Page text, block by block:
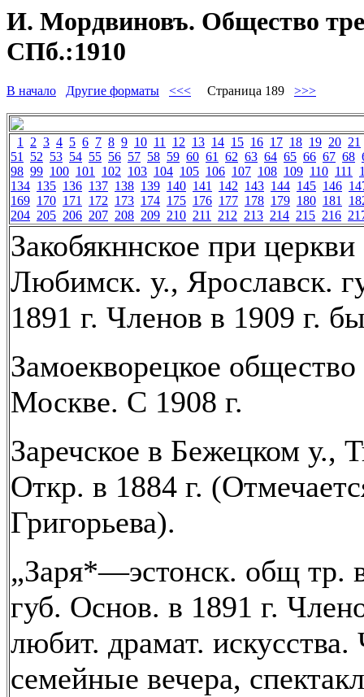
И. Мордвиновъ. Общество
СПб.:1910
В начало Другие форматы <<< Страница 189 >>>
1 2 3 4 5 6 7 8 9 10 11 12 13 14 15 16 17 18 19 20 21
51 52 53 54 55 56 57 58 59 60 61 62 63 64 65 66 67 68
98 99 100 101 102 103 104 105 106 107 108 109 110 111
134 135 136 137 138 139 140 141 142 143 144 145 146
169 170 171 172 173 174 175 176 177 178 179 180 181
204 205 206 207 208 209 210 211 212 213 214 215 216
Закобякннское при церкви
Любимск. у., Ярославск.
1891 г. Членов в 1909 г.
Замоекворецкое общество
Москве. С 1908 г.
Заречское в Бежецком у.,
Откр. в 1884 г.
Григорьева).
„Заря*—эстонск. общ тр.
губ. Основ. в 1891 г.
любит. драмат.
семейные вечера,